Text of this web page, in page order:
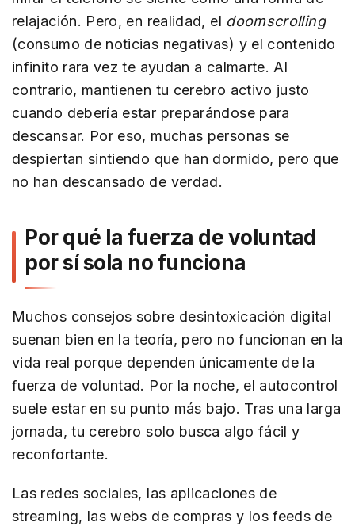
relajación. Pero, en realidad, el doomscrolling
(consumo de noticias negativas) y el contenido
infinito rara vez te ayudan a calmarte. Al
contrario, mantienen tu cerebro activo justo
cuando debería estar preparándose para
descansar. Por eso, muchas personas se
despiertan sintiendo que han dormido, pero que
no han descansado de verdad.
Por qué la fuerza de voluntad
por sí sola no funciona
Muchos consejos sobre desintoxicación digital
suenan bien en la teoría, pero no funcionan en la
vida real porque dependen únicamente de la
fuerza de voluntad. Por la noche, el autocontrol
suele estar en su punto más bajo. Tras una larga
jornada, tu cerebro solo busca algo fácil y
reconfortante.
Las redes sociales, las aplicaciones de
streaming, las webs de compras y los feeds de